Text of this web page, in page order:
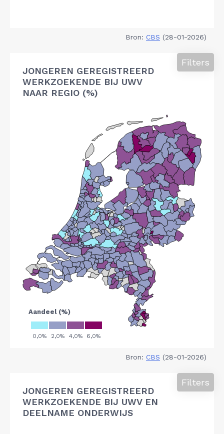
Bron: CBS (28-01-2026)
JONGEREN GEREGISTREERD
WERKZOEKENDE BIJ UWV
NAAR REGIO (%)
Filters
Bron: CBS (28-01-2026)
JONGEREN GEREGISTREERD
WERKZOEKENDE BIJ UWV EN
DEELNAME ONDERWIJS
Filters